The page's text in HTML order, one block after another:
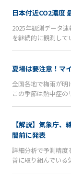
日本付近CO2濃度
2025年観測データ
を継続的に観測し
夏場は要注意！マ
全国各地で梅雨が明
この季節は熱中症
【解説】気象庁
間前に発表
詳細分析で予測精度
善に取り組んでい